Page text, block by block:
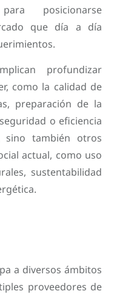
posicionarse
que día a día
profundizar
como la calidad de
preparación de la
o eficiencia
sino también otros
actual, como uso
sustentabilidad
a diversos ámbitos
proveedores de